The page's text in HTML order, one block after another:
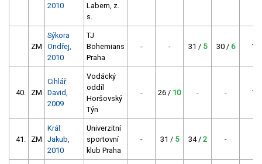
2010
Labem, z.
s.
ZM
Sýkora
Ondřej,
2010
TJ
Bohemians
Praha
- - 31 / 5 30 / 6 11
40. ZM
Cihlář
David,
2009
Vodácký
oddíl
Horšovský
Týn
- 26 / 10 - - 10
41. ZM
Král
Jakub,
2010
Univerzitní
sportovní
klub Praha
- 31 / 5 34 / 2 -